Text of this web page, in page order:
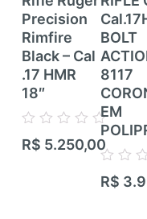
Precision
Rimfire
Black – Cal
.17 HMR
18″
Avaliação
0
R$ 5.250,00
BOLT
8117
EM
0
R$